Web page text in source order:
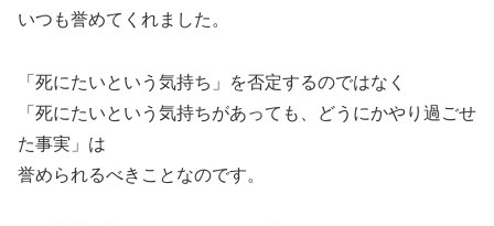
いつも誉めてくれました。
「死にたいという気持ち」を否定するのではなく
「死にたいという気持ちがあっても、どうにかやり過ごせ
た事実」は
誉められるべきことなのです。